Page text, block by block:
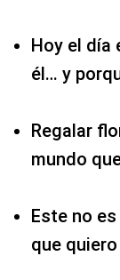
Hoy el día
él… y
Regalar
mundo
Este no
que